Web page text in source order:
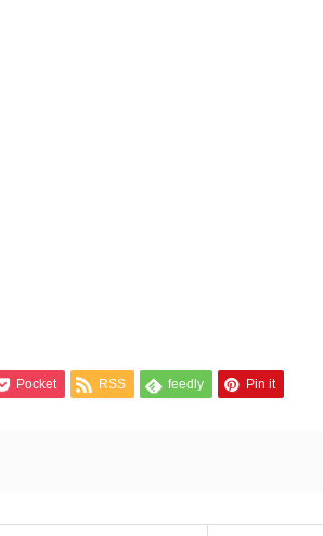
Pocket RSS feedly Pin it